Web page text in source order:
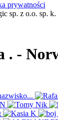
prywatności
sp. z o.o. sp. k.
. -